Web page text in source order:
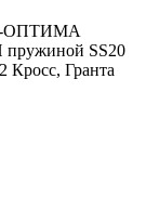
ОПТИМА
SS20
Гранта